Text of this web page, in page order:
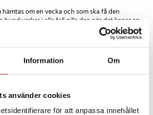
Information Om
använder cookies
för att anpassa innehållet
om en vecka och som ska få den
hund verkar i alla fall gilla den när det ligger en
den är för liten för henne. Möjligt att jag köper
henne. Det blir nog bra för båda två.